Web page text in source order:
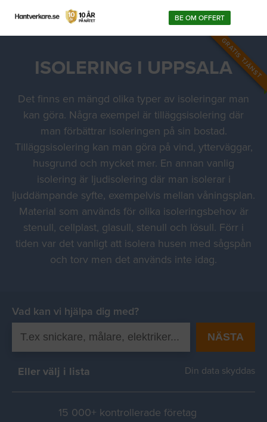
BE OM OFFERT
GRATIS TJÄNST
ISOLERING I UPPSALA
Det finns en mängd olika typer av isoleringar man
kan göra. Några exempel är tilläggsisolering där
man förbättrar isoleringen på sin bostad.
Tilläggsisolering kan man göra på vind, ytterväggar,
husgrund och mycket mer. En annan vanlig
isolering är ljudisolering där man isolerar i
ljuddämpande syfte, exempelvis mellan våningsplan.
Material som används för olika isoleringsbehov är
stenull, cellplast, glasull, stenull och lösull. Förr i
tiden var det vanligt att isolera husen med sågspån
och torv men det används inte idag.
Vad kan vi hjälpa dig med?
NÄSTA
Eller välj i lista Din data skyddas
15 000+ kontrollerade företag